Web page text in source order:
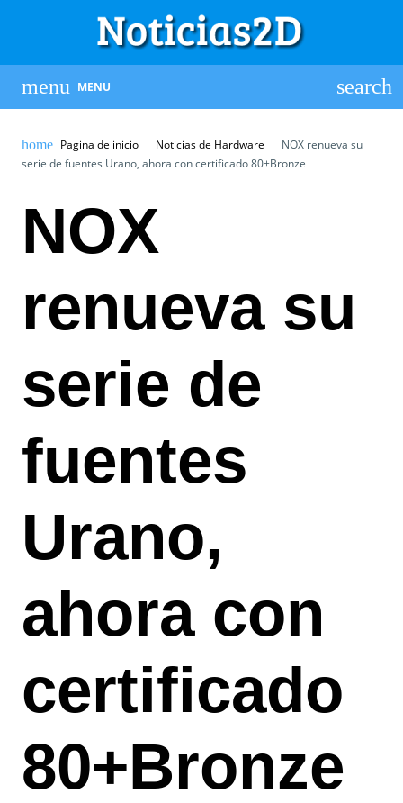
MENU
Pagina de inicio Noticias de Hardware
NOX renueva su
serie de fuentes Urano, ahora con certificado 80+Bronze
NOX
renueva su
serie de
fuentes
Urano,
ahora con
certificado
80+Bronze